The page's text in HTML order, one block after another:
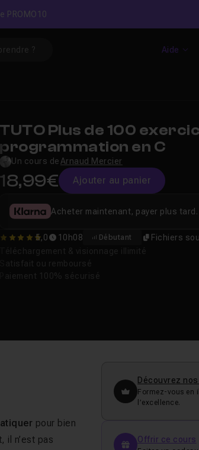
PROMO10
Aide
TUTO Plus de 100
programmation en C
Un cours de Arnaud Mercier
18,99€ Ajouter au panier
5 5,0 10h08 Débutant Fichiers
Acheter maintenant, payer plus tard.
pour bien
il n’est pas
Découvrez
Formez-vous en
l’excellence.
Offrir ce cours